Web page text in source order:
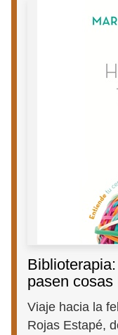
pasen cosas
Viaje hacia la
Rojas Estapé,